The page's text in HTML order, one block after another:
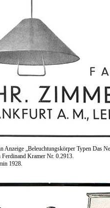
Anzeige „Beleuchtungskörper Typen Das
Kramer Nr. 0.2913.
1928.